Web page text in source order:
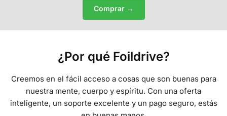
Comprar →
¿Por qué Foildrive?
Creemos en el fácil acceso a cosas que son buenas para
nuestra mente, cuerpo y espíritu. Con una oferta
inteligente, un soporte excelente y un pago seguro, estás